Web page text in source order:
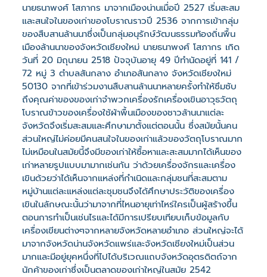
นายธนาพงศ์ โสภากร มาจากเมืองน่านเมื่อปี 2527 เริ่มสะสม
และสนใจในของเก่าของโบราณราวปี 2536 จากการเข้ากลุ่ม
ของสืบสานล้านนาซึ่งเป็นกลุ่มอนุรักษ์วัฒนธรรมท้องถิ่นพื้น
เมืองล้านนาของจังหวัดเชียงใหม่ นายธนาพงศ์ โสภากร เกิด
วันที่ 20 มิถุนายน 2518 ปัจจุบันอายุ 49 ปีทำนัดอยู่ที่ 141 /
72 หมู่ 3 ตำบลสันกลาง อำเภอสันกลาง จังหวัดเชียงใหม่
50130 จากที่เข้าร่วมงานสืบสานล้านนาหลายครั้งทำให้ซึมซับ
ถึงคุณค่าของของเก่าจำพวกเครื่องรักเครื่องเขินอาวุธวัตถุ
โบราณข้าวของเครื่องใช้ผ้าพื้นเมืองของชาวล้านนาแต่ละ
จังหวัดจึงเริ่มสะสมและศึกษามาตั้งแต่ตอนนั้น ซึ่งสมัยนั้นคน
ส่วนใหญ่ไม่ค่อยมีคนสนใจในของเก่าแล้วของวัตถุโบราณมาก
ไม่เหมือนในสมัยนี้จึงมีของเก่าให้ซื้อหาและสะสมมากได้เห็นของ
เก่าหลายรูปแบบมามากเช่นกัน ว่าด้วยเครื่องจักรและเครื่อง
เขินด้วยว่าได้เห็นจากแหล่งที่กำเนิดและกลุ่มชนที่สะสมตาม
หมู่บ้านแต่ละแหล่งแต่ละชุมชนจึงได้ศึกษาประวัติของเครื่อง
เขินในลักษณะนั้นว่ามาจากที่ไหนอายุเท่าไหร่ใครเป็นผู้สร้างขึ้น
ตอนการทำเป็นเช่นไรและได้มีการเปรียบเทียบเก็บข้อมูลกับ
เครื่องเขียนต่างๆจากหลายจังหวัดหลายอำเภอ ส่วนใหญ่จะได้
มาจากจังหวัดน่านจังหวัดแพร่และจังหวัดเชียงใหม่เป็นส่วน
มากและมีอยู่ยุคหนึ่งที่ไปได้บริเวณแถบจังหวัดอุตรดิตถ์จาก
นักค้าของเก่าซึ่งเป็นตลาดของเก่าใหญ่ในสมัย 2542